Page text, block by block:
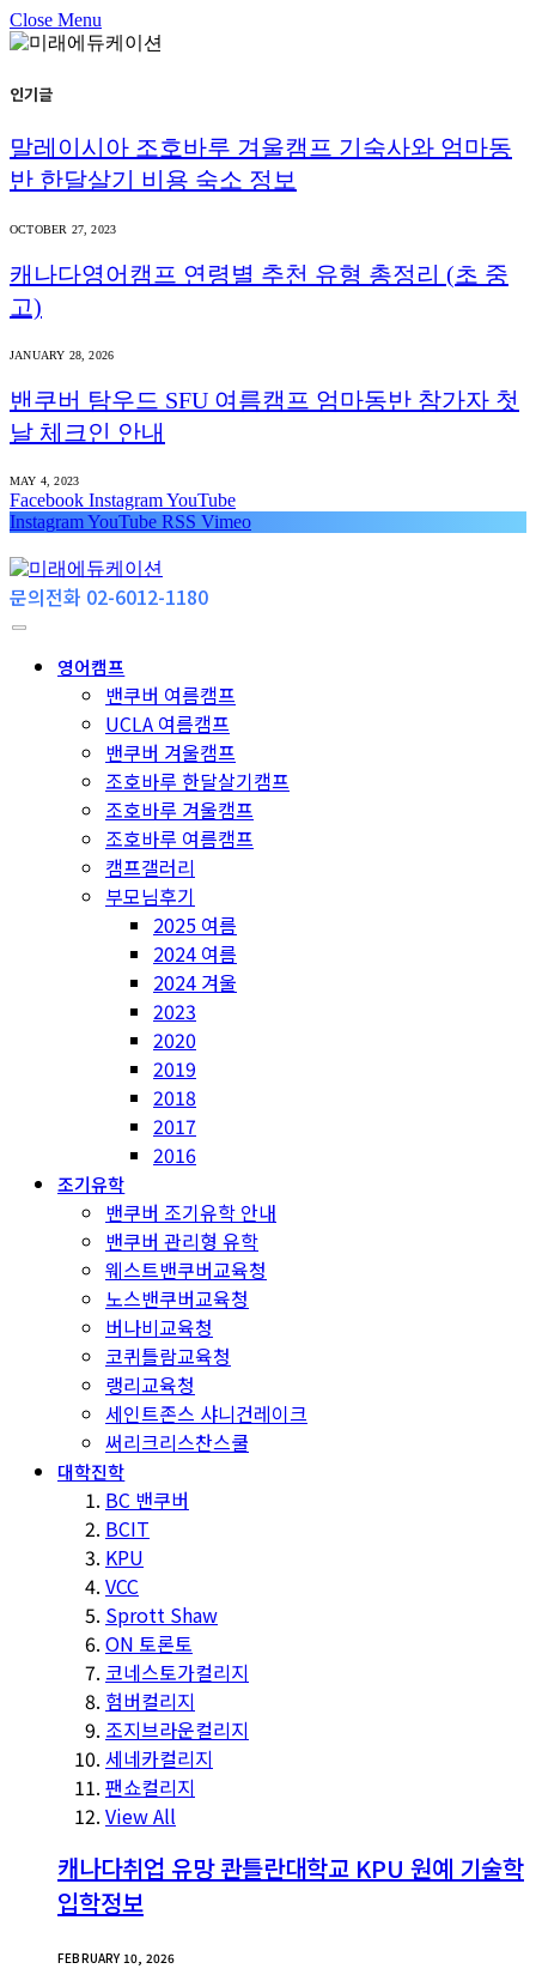
Close Menu
인기글
말레이시아 조호바루 겨울캠프 기숙사와 엄마동
반 한달살기 비용 숙소 정보
OCTOBER 27, 2023
캐나다영어캠프 연령별 추천 유형 총정리 (초 중
고)
JANUARY 28, 2026
밴쿠버 탐우드 SFU 여름캠프 엄마동반 참가자 첫
날 체크인 안내
MAY 4, 2023
Facebook InstagramYouTube
InstagramYouTube RSS Vimeo
문의전화 02-6012-1180
영어캠프
밴쿠버 여름캠프
UCLA 여름캠프
밴쿠버 겨울캠프
조호바루 한달살기캠프
조호바루 겨울캠프
조호바루 여름캠프
캠프갤러리
부모님후기
2025 여름
2024 여름
2024 겨울
2023
2020
2019
2018
2017
2016
조기유학
밴쿠버 조기유학 안내
밴쿠버 관리형 유학
웨스트밴쿠버교육청
노스밴쿠버교육청
버나비교육청
코퀴틀람교육청
랭리교육청
세인트존스 샤니건레이크
써리크리스찬스쿨
대학진학
BC 밴쿠버
BCIT
KPU
VCC
Sprott Shaw
ON 토론토
코네스토가컬리지
험버컬리지
조지브라운컬리지
세네카컬리지
팬쇼컬리지
View All
캐나다취업 유망 콴틀란대학교 KPU 원예 기술학
입학정보
FEBRUARY 10, 2026